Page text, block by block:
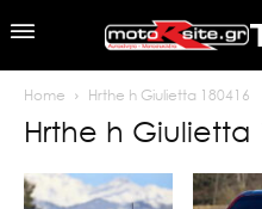
Home Hrthe h Giulietta 180416
Hrthe h Giulietta